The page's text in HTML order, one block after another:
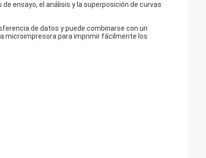
ensayo, el análisis y la superposición de curvas
de datos y puede combinarse con un
microimpresora para imprimir fácilmente los